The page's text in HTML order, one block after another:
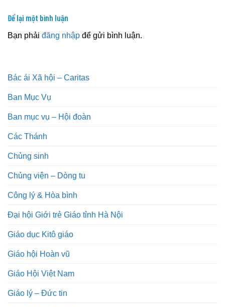
Để lại một bình luận
Bạn phải đăng nhập để gửi bình luận.
Bác ái Xã hội – Caritas
Ban Mục Vụ
Ban mục vụ – Hội đoàn
Các Thánh
Chủng sinh
Chủng viện – Dòng tu
Công lý & Hòa bình
Đại hội Giới trẻ Giáo tỉnh Hà Nội
Giáo dục Kitô giáo
Giáo hội Hoàn vũ
Giáo Hội Việt Nam
Giáo lý – Đức tin